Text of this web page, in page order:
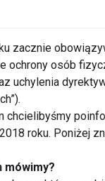
nie jest
chwilą relaksu,
skupić się na
coś dla
twarzy,
jogi,
jest
zacznie
ochrony osób
uchylenia
chcielibyśmy
roku. Poniżej
mówimy?